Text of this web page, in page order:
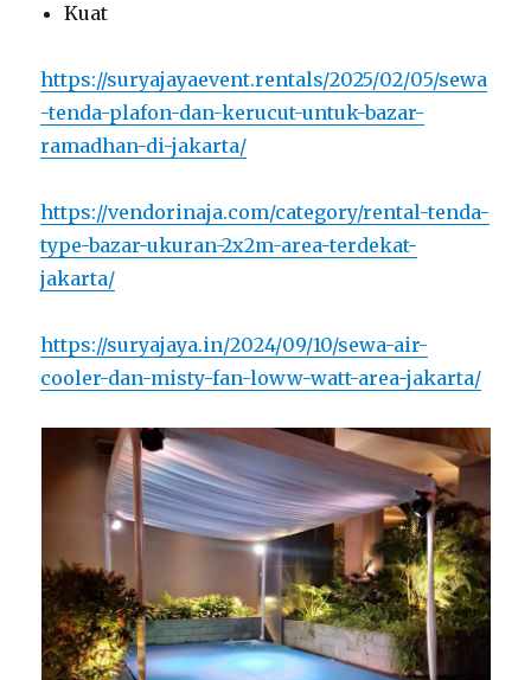
Kuat
https://suryajayaevent.rentals/2025/02/05/sewa
-tenda-plafon-dan-kerucut-untuk-bazar-
ramadhan-di-jakarta/
https://vendorinaja.com/category/rental-tenda-
type-bazar-ukuran-2x2m-area-terdekat-
jakarta/
https://suryajaya.in/2024/09/10/sewa-air-
cooler-dan-misty-fan-loww-watt-area-jakarta/